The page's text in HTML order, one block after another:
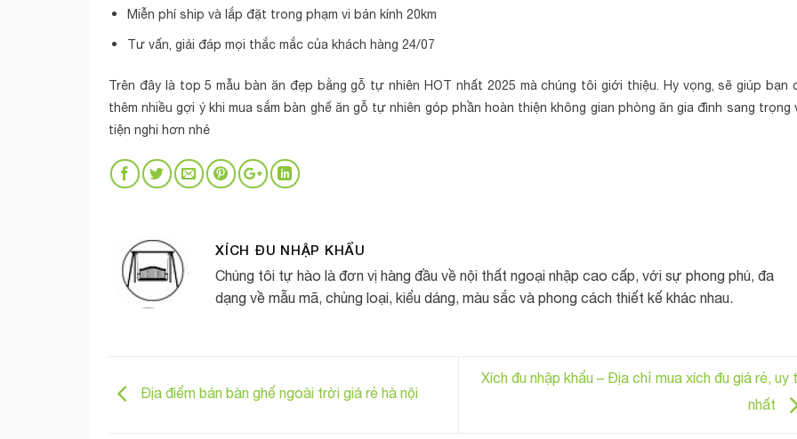
Miễn phí ship và lắp đặt trong phạm vi bán kính 20km
Tư vấn, giải đáp mọi thắc mắc của khách hàng 24/07
Trên đây là top 5 mẫu bàn ăn đẹp bằng gỗ tự nhiên HOT nhất 2025 mà chúng tôi giới thiệu. Hy vọng, sẽ giúp bạn
thêm nhiều gợi ý khi mua sắm bàn ghế ăn gỗ tự nhiên góp phần hoàn thiện không gian phòng ăn gia đình sang trọng
tiện nghi hơn nhé
XÍCH ĐU NHẬP KHẨU
Chúng tôi tự hào là đơn vị hàng đầu về nội thất ngoại nhập cao cấp, với sự phong phú, đa
dạng về mẫu mã, chủng loại, kiểu dáng, màu sắc và phong cách thiết kế khác nhau.
Địa điểm bán bàn ghế ngoài trời giá rẻ hà nội
Xích đu nhập khẩu – Địa chỉ mua xích đu giá rẻ, uy
nhất